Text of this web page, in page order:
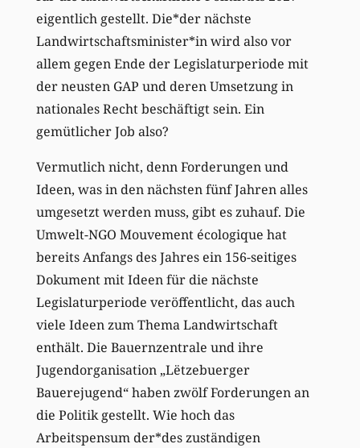
eigentlich gestellt. Die*der nächste
Landwirtschaftsminister*in wird also vor
allem gegen Ende der Legislaturperiode mit
der neusten GAP und deren Umsetzung in
nationales Recht beschäftigt sein. Ein
gemütlicher Job also?
Vermutlich nicht, denn Forderungen und
Ideen, was in den nächsten fünf Jahren alles
umgesetzt werden muss, gibt es zuhauf. Die
Umwelt-NGO Mouvement écologique hat
bereits Anfangs des Jahres ein 156-seitiges
Dokument mit Ideen für die nächste
Legislaturperiode veröffentlicht, das auch
viele Ideen zum Thema Landwirtschaft
enthält. Die Bauernzentrale und ihre
Jugendorganisation „Lëtzebuerger
Bauerejugend“ haben zwölf Forderungen an
die Politik gestellt. Wie hoch das
Arbeitspensum der*des zuständigen